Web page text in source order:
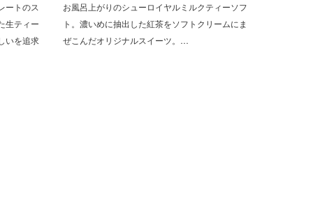
ートのス
生ティー
いを追求
お風呂上がりのシューロイヤルミルクティーソフ
ト。濃いめに抽出した紅茶をソフトクリームにま
ぜこんだオリジナルスイーツ。…